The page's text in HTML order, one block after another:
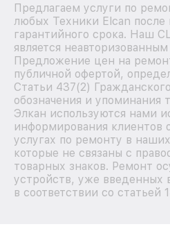
Предлагаем услуги по
любых Техники Elcan после
гарантийного срока. Наш
является
Предложение цен на
публичной офертой,
Статьи 437(2)
обозначения и упоминания
Элкан используются нами
информирования клиентов
услугах по ремонту в
которые не связаны с
товарных знаков. Ремонт
устройств, уже введенных
в соответствии со статьей